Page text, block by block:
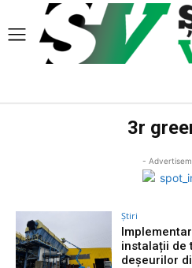
3r
-
Știri
instalații de
deșeurilor